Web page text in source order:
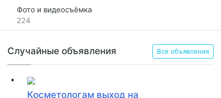
Фото и видеосъёмка
224
Случайные объявления Все объявления
Косметологам выход на